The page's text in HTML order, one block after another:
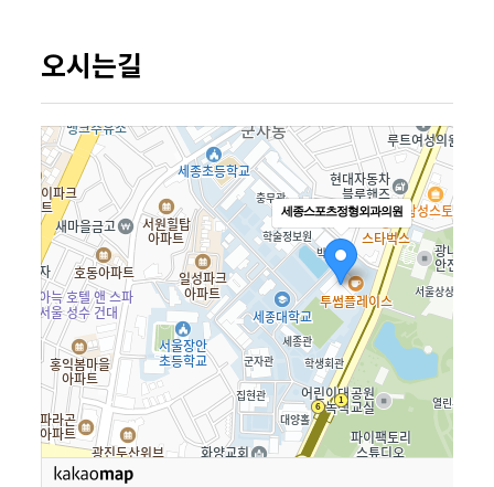
오시는길
세종스포츠정형외과의원